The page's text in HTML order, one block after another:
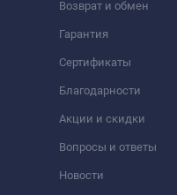
Возврат и обмен
Гарантия
Сертификаты
Благодарности
Акции и скидки
Вопросы и ответы
Новости